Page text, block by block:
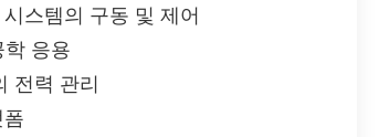
스템의 구동 및 제어
응용
전력 관리